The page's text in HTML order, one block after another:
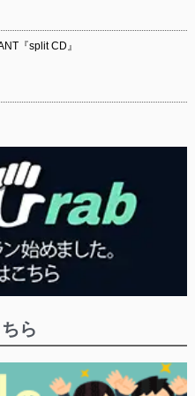
『split CD』
ら